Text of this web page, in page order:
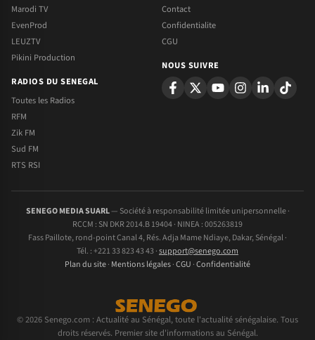
Marodi TV
EvenProd
LEUZTV
Pikini Production
RADIOS DU SENEGAL
Toutes les Radios
RFM
Zik FM
Sud FM
RTS RSI
Contact
Confidentialite
CGU
NOUS SUIVRE
SENEGO MEDIA SUARL— Société à responsabilité limitée unipersonnelle ·
RCCM : SN DKR 2014.B 19404 · NINEA : 005263819
Fass Paillote, rond-point Canal 4, Rés. Adja Mame Ndiaye, Dakar, Sénégal ·
Tél. : +221 33 823 43 43 ·support@senego.com
Plan du site· Mentions légales·CGU ·Confidentialité
© 2026 Senego.com : Actualité au Sénégal, toute l'actualité sénégalaise. Tous
droits réservés. Premier site d'informations au Sénégal.